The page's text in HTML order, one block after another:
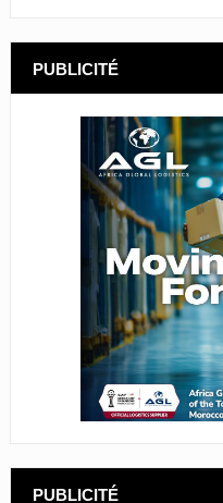
PUBLICITÉ
PUBLICITÉ